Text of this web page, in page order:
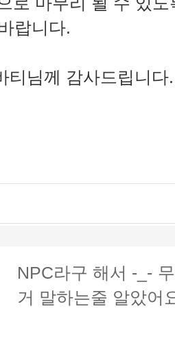
랍니다.
티님께 감사드립니
NPC라구 해서 -_-
거 말하는줄 알았어